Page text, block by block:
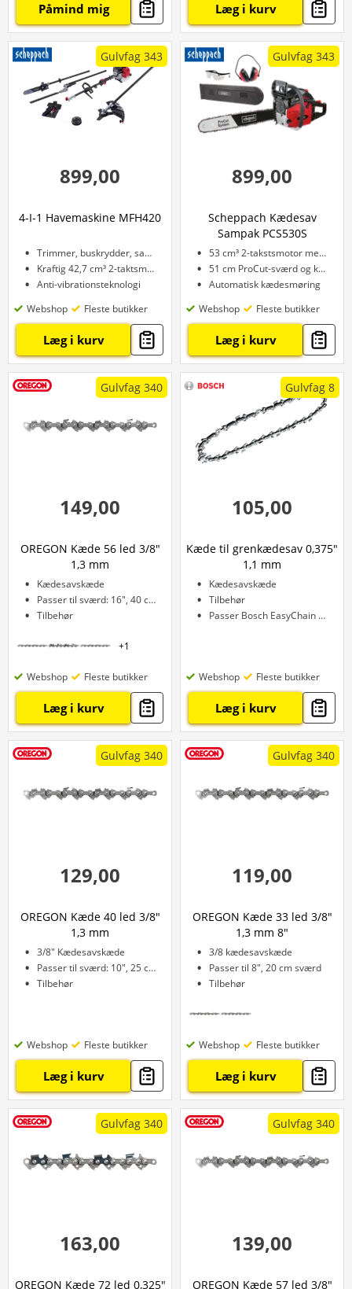
Påmind mig Læg i kurv
Gulvfag 343
899,00
4-I-1 Havemaskine MFH420
Trimmer, buskrydder, sav, klipper
Kraftig 42,7 cm³ 2-taktsmotor
Anti-vibrationsteknologi
Webshop
Fleste butikker
Læg i kurv
Gulvfag 343
899,00
Scheppach Kædesav
Sampak PCS530S
53 cm³ 2-takstsmotor med 2,7 HK
51 cm ProCut-sværd og kæde
Automatisk kædesmøring
Webshop
Fleste butikker
Læg i kurv
Gulvfag 340
149,00
OREGON Kæde 56 led 3/8"
1,3 mm
Kædesavskæde
Passer til sværd: 16", 40 cm
Tilbehør
+1
Webshop Fleste butikker
Læg i kurv
Gulvfag 8
105,00
Kæde til grenkædesav 0,375"
1,1 mm
Kædesavskæde
Tilbehør
Passer Bosch EasyChain 18V-15-7
Webshop Fleste butikker
Læg i kurv
Gulvfag 340
129,00
OREGON Kæde 40 led 3/8"
1,3 mm
3/8" Kædesavskæde
Passer til sværd: 10", 25 cm
Tilbehør
Webshop Fleste butikker
Læg i kurv
Gulvfag 340
119,00
OREGON Kæde 33 led 3/8"
1,3 mm 8"
3/8 kædesavskæde
Passer til 8", 20 cm sværd
Tilbehør
Webshop Fleste butikker
Læg i kurv
Gulvfag 340
163,00
OREGON Kæde 72 led 0,325"
Gulvfag 340
139,00
OREGON Kæde 57 led 3/8"